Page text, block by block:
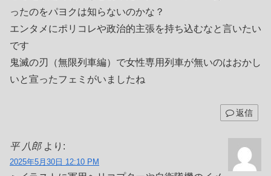
ったのをパヨクは知らないのかな？
エンタメにポリコレや政治的主張を持ち込むなと言いたい
です
鬼滅の刃（無限列車編）で女性専用列車が無いのはおかし
いと宣ったフェミがいましたね
返信
平 八郎 より:
2025年5月30日 12:10 PM